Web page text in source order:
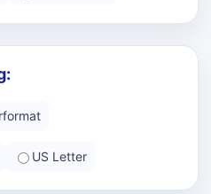
US Letter